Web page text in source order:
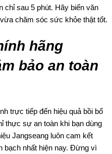
chỉ sau 5 phút. Hãy biến văn
chăm sóc sức khỏe thật tốt.
hãng
bảo an toàn
trực tiếp đến hiệu quả bồi bổ
thực sự an toàn khi bạn dùng
Jangseang luôn cam kết
bạch nhất hiện nay. Đừng vì